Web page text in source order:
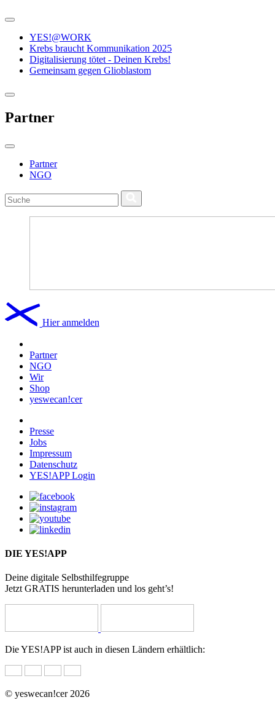
YES!@WORK
Krebs braucht Kommunikation 2025
Digitalisierung tötet - Deinen Krebs!
Gemeinsam gegen Glioblastom
Partner
Partner
NGO
Hier anmelden
Partner
NGO
Wir
Shop
yeswecan!cer
Presse
Jobs
Impressum
Datenschutz
YES!APP Login
DIE YES!APP
Deine digitale Selbsthilfegruppe
Jetzt GRATIS herunterladen und los geht’s!
Die YES!APP ist auch in diesen Ländern erhältlich:
© yeswecan!cer 2026